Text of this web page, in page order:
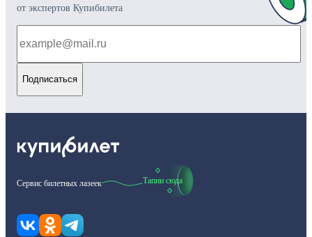
от экспертов Купибилета
Подписаться
Сервис билетных лазеек Тапни сюда